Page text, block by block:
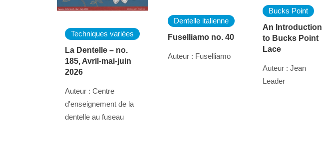
Techniques variées
La Dentelle – no.
185, Avril-mai-juin
2026
Auteur : Centre
d'enseignement de la
dentelle au fuseau
Dentelle italienne
Fuselliamo no. 40
Auteur : Fuselliamo
Bucks Point
An Introduction
to Bucks Point
Lace
Auteur : Jean
Leader